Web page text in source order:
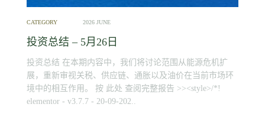
CATEGORY 2026 JUNE
投资总结 – 5月26日
投资总结 在本期内容中，我们将讨论范围从能源危机扩
展，重新审视关税、供应链、通胀以及油价在当前市场环
境中的相互作用。 按 此处 查阅完整报告 >><style>/*!
elementor - v3.7.7 - 20-09-202..